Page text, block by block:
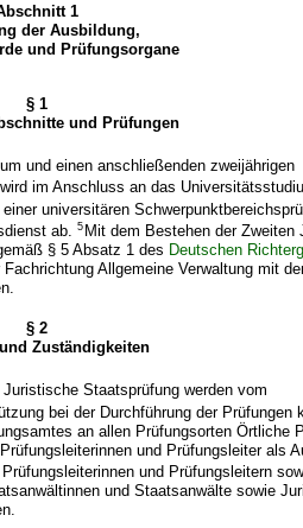
1
der Ausbildung,
und Prüfungsorgane
§ 1
und Prüfungen
und einen anschließenden zweijährigen
im Anschluss an das
universitären
ab.5 Mit dem Bestehen der Zweiten
§ 5 Absatz 1 des Deutschen
Allgemeine Verwaltung mit
§ 2
Zuständigkeiten
Staatsprüfung werden vom
bei der Durchführung der Prüfungen
an allen Prüfungsorten Örtliche
und Prüfungsleiter als
und Prüfungsleitern
und Staatsanwälte sowie